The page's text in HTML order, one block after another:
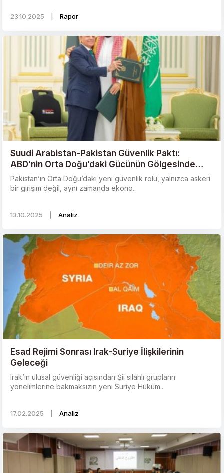
23.10.2025 Rapor
Suudi Arabistan-Pakistan Güvenlik Paktı:
ABD’nin Orta Doğu’daki Gücünün Gölgesinde
Yeni Bir Yönelim Mi?
Pakistan’ın Orta Doğu’daki yeni güvenlik rolü, yalnızca askeri
bir girişim değil, aynı zamanda ekono..
13.10.2025 Analiz
Esad Rejimi Sonrası Irak-Suriye İlişkilerinin
Geleceği
Irak’ın ulusal güvenliği açısından Şii silahlı grupların
yönelimlerine bakmaksızın yeni Suriye Hüküm..
17.02.2025 Analiz